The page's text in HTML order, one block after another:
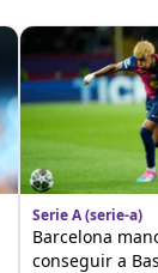
Serie A (serie-a)
Barcelona
conseguir a